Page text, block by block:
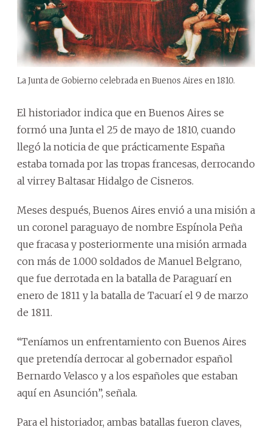
La Junta de Gobierno celebrada en Buenos Aires en 1810.
El historiador indica que en Buenos Aires se
formó una Junta el 25 de mayo de 1810, cuando
llegó la noticia de que prácticamente España
estaba tomada por las tropas francesas, derrocando
al virrey Baltasar Hidalgo de Cisneros.
Meses después, Buenos Aires envió a una misión a
un coronel paraguayo de nombre Espínola Peña
que fracasa y posteriormente una misión armada
con más de 1.000 soldados de Manuel Belgrano,
que fue derrotada en la batalla de Paraguarí en
enero de 1811 y la batalla de Tacuarí el 9 de marzo
de 1811.
“Teníamos un enfrentamiento con Buenos Aires
que pretendía derrocar al gobernador español
Bernardo Velasco y a los españoles que estaban
aquí en Asunción”, señala.
Para el historiador, ambas batallas fueron claves,